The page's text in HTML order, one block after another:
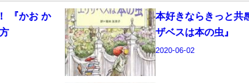
『かお か
本好きならきっと共
ザベスは本の虫』
2020-06-02